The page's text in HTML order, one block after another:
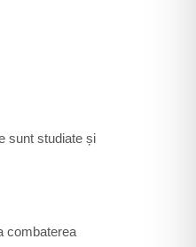
sunt studiate și
combaterea